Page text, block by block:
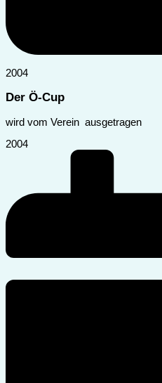
2004
Der Ö-Cup
wird vom Verein ausgetragen
2004